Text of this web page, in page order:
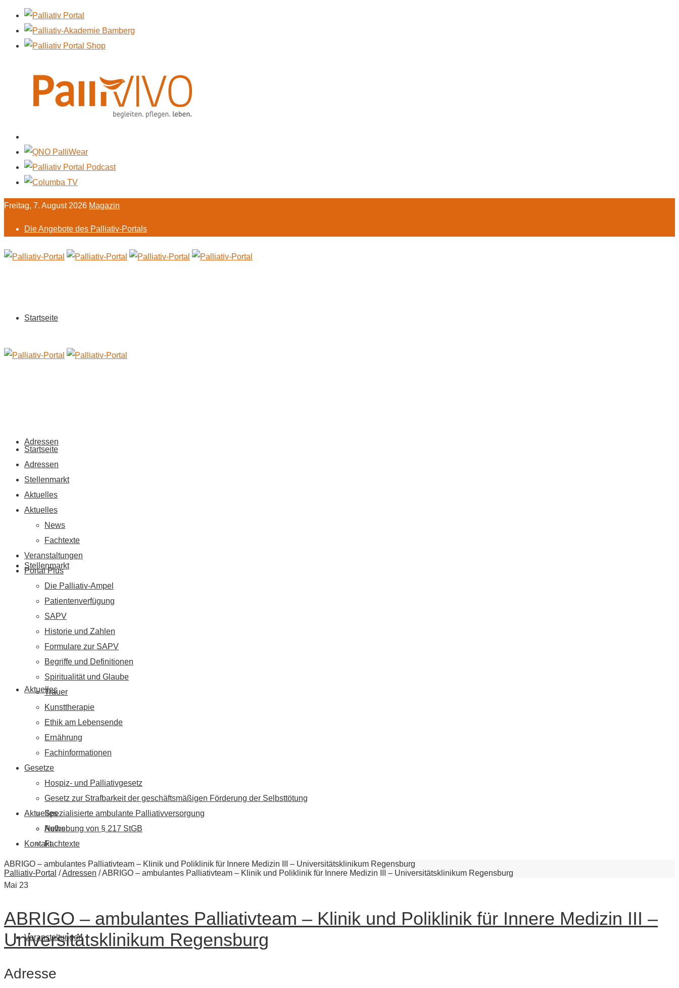
Freitag, 7. August 2026 Magazin
Die Angebote des Palliativ-Portals
Startseite
Adressen
Stellenmarkt
Aktuelles
Aktuelles
News
Fachtexte
Veranstaltungen
Startseite
Adressen
Stellenmarkt
Aktuelles
Aktuelles
News
Fachtexte
Veranstaltungen
Portal Plus
Die Palliativ-Ampel
Patientenverfügung
SAPV
Historie und Zahlen
Formulare zur SAPV
Begriffe und Definitionen
Spiritualität und Glaube
Trauer
Kunsttherapie
Ethik am Lebensende
Ernährung
Fachinformationen
Gesetze
Hospiz- und Palliativgesetz
Gesetz zur Strafbarkeit der geschäftsmäßigen Förderung der Selbsttötung
Spezialisierte ambulante Palliativversorgung
Aufhebung von § 217 StGB
Kontakt
ABRIGO – ambulantes Palliativteam – Klinik und Poliklinik für Innere Medizin III – Universitätsklinikum Regensburg
Palliativ-Portal /Adressen /ABRIGO – ambulantes Palliativteam – Klinik und Poliklinik für Innere Medizin III – Universitätsklinikum Regensburg
Mai 23
ABRIGO – ambulantes Palliativteam – Klinik und Poliklinik für Innere Medizin III –
Universitätsklinikum Regensburg
Adresse